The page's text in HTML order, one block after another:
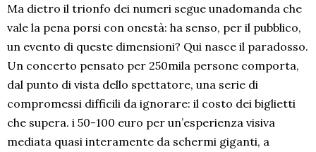
Ma dietro il trionfo dei numeri segue unadomanda che
vale la pena porsi con onestà: ha senso, per il pubblico,
un evento di queste dimensioni? Qui nasce il paradosso.
Un concerto pensato per 250mila persone comporta,
dal punto di vista dello spettatore, una serie di
compromessi difficili da ignorare: il costo dei biglietti
che supera. i 50-100 euro per un’esperienza visiva
mediata quasi interamente da schermi giganti, a